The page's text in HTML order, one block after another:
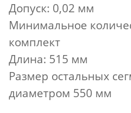
Допуск: 0,02 мм
Минимальное
комплект
Длина: 515 мм
Размер остальных
диаметром 550 мм